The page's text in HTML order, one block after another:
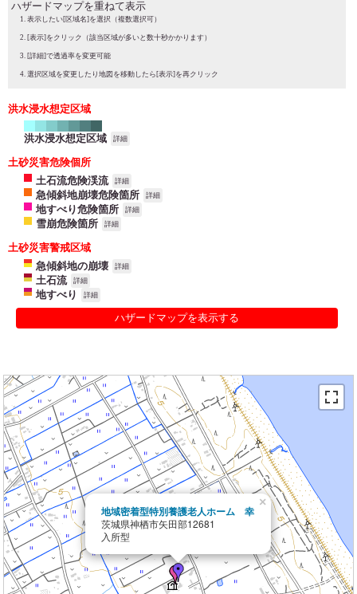
ハザードマップを重ねて表示
表示したい[区域名]を選択（複数選択可）
[表示]をクリック（該当区域が多いと数十秒かかります）
[詳細]で透過率を変更可能
選択区域を変更したり地図を移動したら[表示]を再クリック
洪水浸水想定区域
洪水浸水想定区域 詳細
土砂災害危険個所
土石流危険渓流
詳細
急傾斜地崩壊危険箇所 詳細
地すべり危険箇所 詳細
雪崩危険箇所 詳細
土砂災害警戒区域
急傾斜地の崩壊
詳細
土石流 詳細
地すべり 詳細
ハザードマップを表示する
地域密着型特別養護老人ホーム 幸
茨城県神栖市矢田部12681
入所型
×